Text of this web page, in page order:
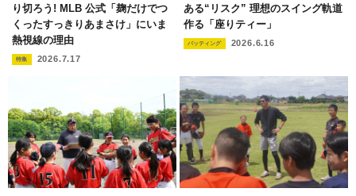
り切ろう! MLB 公式「麹だけでつ
くったすっきりあまさけ」にいま
熱視線の理由
特集 2026.7.17
ある“リスク” 理想のスイング軌道
作る「座りティー」
バッティング 2026.6.16